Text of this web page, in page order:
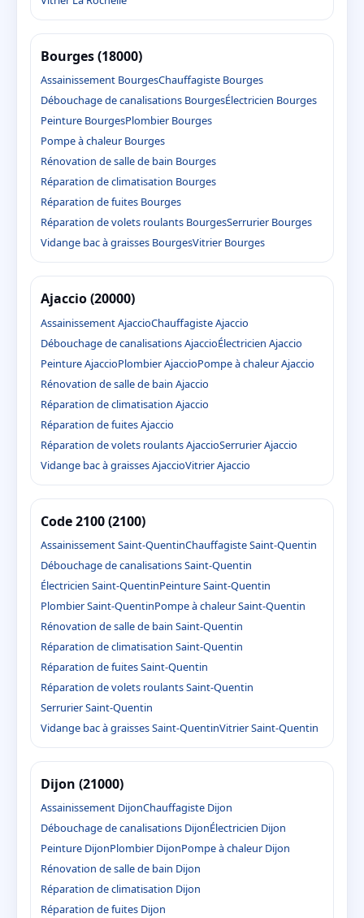
Bourges (18000)
Assainissement BourgesChauffagiste Bourges
Débouchage de canalisations BourgesÉlectricien Bourges
Peinture BourgesPlombier Bourges
Pompe à chaleur Bourges
Rénovation de salle de bain Bourges
Réparation de climatisation Bourges
Réparation de fuites Bourges
Réparation de volets roulants BourgesSerrurier Bourges
Vidange bac à graisses BourgesVitrier Bourges
Ajaccio (20000)
Assainissement AjaccioChauffagiste Ajaccio
Débouchage de canalisations AjaccioÉlectricien Ajaccio
Peinture AjaccioPlombier AjaccioPompe à chaleur Ajaccio
Rénovation de salle de bain Ajaccio
Réparation de climatisation Ajaccio
Réparation de fuites Ajaccio
Réparation de volets roulants AjaccioSerrurier Ajaccio
Vidange bac à graisses AjaccioVitrier Ajaccio
Code 2100 (2100)
Assainissement Saint-QuentinChauffagiste Saint-Quentin
Débouchage de canalisations Saint-Quentin
Électricien Saint-QuentinPeinture Saint-Quentin
Plombier Saint-QuentinPompe à chaleur Saint-Quentin
Rénovation de salle de bain Saint-Quentin
Réparation de climatisation Saint-Quentin
Réparation de fuites Saint-Quentin
Réparation de volets roulants Saint-Quentin
Serrurier Saint-Quentin
Vidange bac à graisses Saint-QuentinVitrier Saint-Quentin
Dijon (21000)
Assainissement DijonChauffagiste Dijon
Débouchage de canalisations DijonÉlectricien Dijon
Peinture DijonPlombier DijonPompe à chaleur Dijon
Rénovation de salle de bain Dijon
Réparation de climatisation Dijon
Réparation de fuites Dijon